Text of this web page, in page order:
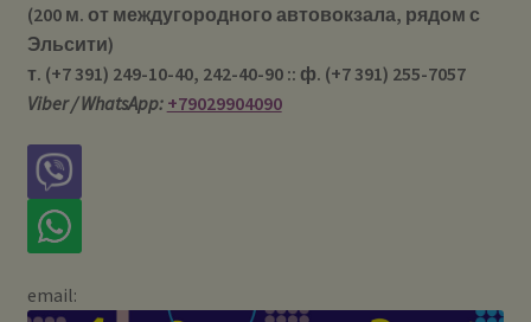
(200 м. от междугородного автовокзала, рядом с
Эльсити)
т. (+7 391) 249-10-40, 242-40-90 :: ф. (+7 391) 255-7057
Viber / WhatsApp: +79029904090
email: